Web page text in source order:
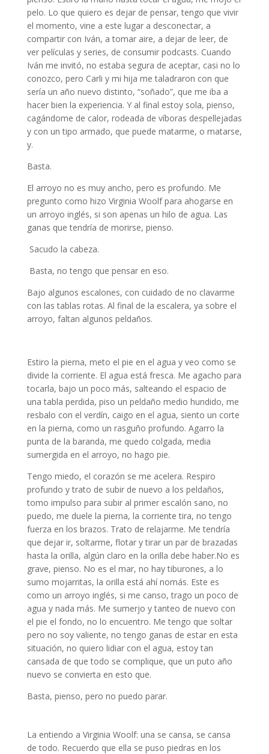
pelo. Lo que quiero es dejar de pensar, tengo que vivir
el momento, vine a este lugar a desconectar, a
compartir con Iván, a tomar aire, a dejar de leer, de
ver películas y series, de consumir podcasts. Cuando
Iván me invitó, no estaba segura de aceptar, casi no lo
conozco, pero Carli y mi hija me taladraron con que
sería un año nuevo distinto, “soñado”, que me iba a
hacer bien la experiencia. Y al final estoy sola, pienso,
cagándome de calor, rodeada de víboras despellejadas
y con un tipo armado, que puede matarme, o matarse,
y.
Basta.
El arroyo no es muy ancho, pero es profundo. Me
pregunto como hizo Virginia Woolf para ahogarse en
un arroyo inglés, si son apenas un hilo de agua. Las
ganas que tendría de morirse, pienso.
Sacudo la cabeza.
Basta, no tengo que pensar en eso.
Bajo algunos escalones, con cuidado de no clavarme
con las tablas rotas. Al final de la escalera, ya sobre el
arroyo, faltan algunos peldaños.
Estiro la pierna, meto el pie en el agua y veo como se
divide la corriente. El agua está fresca. Me agacho para
tocarla, bajo un poco más, salteando el espacio de
una tabla perdida, piso un peldaño medio hundido, me
resbalo con el verdín, caigo en el agua, siento un corte
en la pierna, como un rasguño profundo. Agarro la
punta de la baranda, me quedo colgada, media
sumergida en el arroyo, no hago pie.
Tengo miedo, el corazón se me acelera. Respiro
profundo y trato de subir de nuevo a los peldaños,
tomo impulso para subir al primer escalón sano, no
puedo, me duele la pierna, la corriente tira, no tengo
fuerza en los brazos. Trato de relajarme. Me tendría
que dejar ir, soltarme, flotar y tirar un par de brazadas
hasta la orilla, algún claro en la orilla debe haber.No es
grave, pienso. No es el mar, no hay tiburones, a lo
sumo mojarritas, la orilla está ahí nomás. Este es
como un arroyo inglés, si me canso, trago un poco de
agua y nada más. Me sumerjo y tanteo de nuevo con
el pie el fondo, no lo encuentro. Me tengo que soltar
pero no soy valiente, no tengo ganas de estar en esta
situación, no quiero lidiar con el agua, estoy tan
cansada de que todo se complique, que un puto año
nuevo se convierta en esto que.
Basta, pienso, pero no puedo parar.
La entiendo a Virginia Woolf: una se cansa, se cansa
de todo. Recuerdo que ella se puso piedras en los